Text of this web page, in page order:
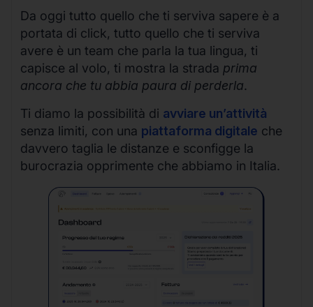
Da oggi tutto quello che ti serviva sapere è a
portata di click, tutto quello che ti serviva
avere è un team che parla la tua lingua, ti
capisce al volo, ti mostra la strada prima
ancora che tu abbia paura di perderla.
Ti diamo la possibilità di avviare un’attività
senza limiti, con una piattaforma digitale che
davvero taglia le distanze e sconfigge la
burocrazia opprimente che abbiamo in Italia.